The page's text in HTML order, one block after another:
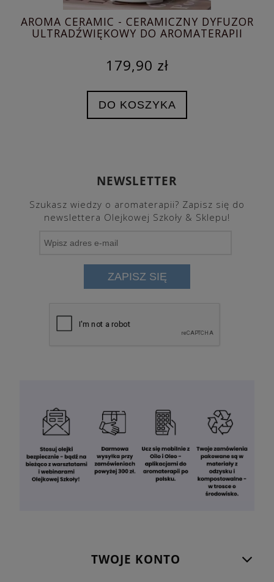
AROMA CERAMIC - CERAMICZNY DYFUZOR
ULTRADŹWIĘKOWY DO AROMATERAPII
179,90 zł
DO KOSZYKA
NEWSLETTER
Szukasz wiedzy o aromaterapii? Zapisz się do
newslettera Olejkowej Szkoły & Sklepu!
ZAPISZ SIĘ
TWOJE KONTO